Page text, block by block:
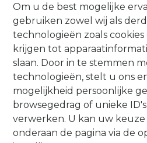
Om u de best mogelijke
gebruiken zowel wij als
technologieën zoals
krijgen tot
slaan. Door in te stemmen
technologieën, stelt u ons
mogelijkheid persoonlijke
browsegedrag of unieke
verwerken. U kan uw
onderaan de pagina via de
1652 Alsemberg
| Ref: 700
3 1 126 m²